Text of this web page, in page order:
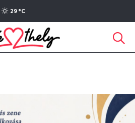
29 °C